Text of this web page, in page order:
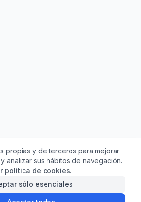
propias y de terceros para mejorar
analizar sus hábitos de navegación.
política de cookies.
sólo esenciales